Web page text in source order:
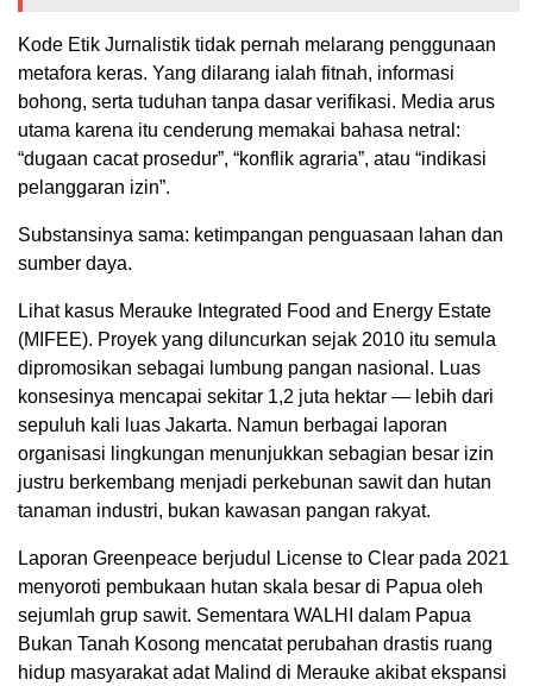
Kode Etik Jurnalistik tidak pernah melarang penggunaan
metafora keras. Yang dilarang ialah fitnah, informasi
bohong, serta tuduhan tanpa dasar verifikasi. Media arus
utama karena itu cenderung memakai bahasa netral:
“dugaan cacat prosedur”, “konflik agraria”, atau “indikasi
pelanggaran izin”.
Substansinya sama: ketimpangan penguasaan lahan dan
sumber daya.
Lihat kasus Merauke Integrated Food and Energy Estate
(MIFEE). Proyek yang diluncurkan sejak 2010 itu semula
dipromosikan sebagai lumbung pangan nasional. Luas
konsesinya mencapai sekitar 1,2 juta hektar — lebih dari
sepuluh kali luas Jakarta. Namun berbagai laporan
organisasi lingkungan menunjukkan sebagian besar izin
justru berkembang menjadi perkebunan sawit dan hutan
tanaman industri, bukan kawasan pangan rakyat.
Laporan Greenpeace berjudul License to Clear pada 2021
menyoroti pembukaan hutan skala besar di Papua oleh
sejumlah grup sawit. Sementara WALHI dalam Papua
Bukan Tanah Kosong mencatat perubahan drastis ruang
hidup masyarakat adat Malind di Merauke akibat ekspansi